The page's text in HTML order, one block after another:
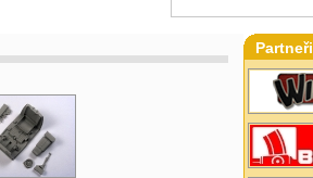
Partneři